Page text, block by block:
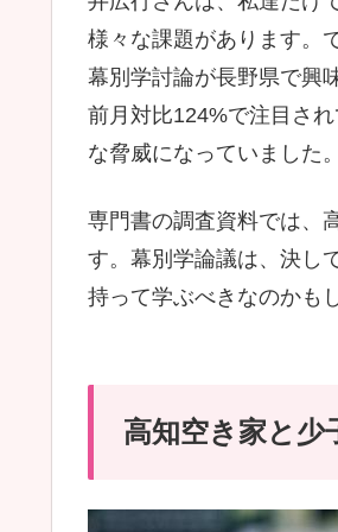
様々な課題があります。
幕別学討論が長野県で興
前月対比124%で注目さ
な脅威になっていました。
専門書の調査資料では、
す。幕別学論議は、決し
持って学ぶべきなのかも
高知空き家と少